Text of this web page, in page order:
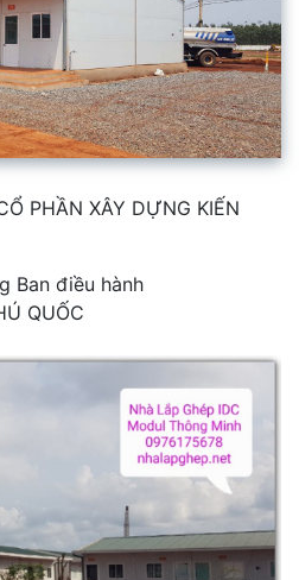
PHẦN XÂY DỰNG KIẾN
Ban điều hành
QUỐC